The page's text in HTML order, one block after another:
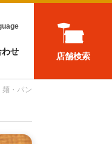
わせ 店舗検索
麺・パン